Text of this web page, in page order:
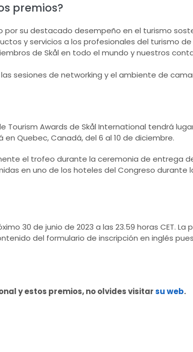
premios?
por su destacado desempeño en el turismo
y servicios a los profesionales del turismo
de Skål en todo el mundo y nuestros
sesiones de networking y el ambiente de
Tourism Awards de Skål International tendrá
Quebec, Canadá, del 6 al 10 de diciembre.
el trofeo durante la ceremonia de entrega
en uno de los hoteles del Congreso durante
30 de junio de 2023 a las 23.59 horas CET. La
del formulario de inscripción en inglés
y estos premios, no olvides visitarsu web.